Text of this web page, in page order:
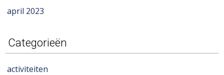
april 2023
Categorieën
activiteiten